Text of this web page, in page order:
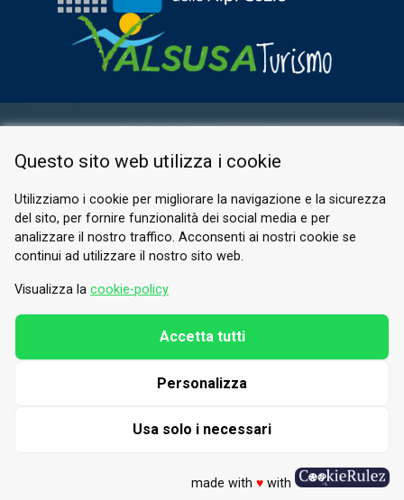
PRIVACY POLICY
© 2026 Valle di Susa
Tesori di Arte e Cultura Alpina
Tel.
E-mail.info@vallesusa-tesori.it
Questo sito web utilizza i cookie
Utilizziamo i cookie per migliorare la navigazione e la sicurezza
del sito, per fornire funzionalità dei social media e per
analizzare il nostro traffico. Acconsenti ai nostri cookie se
continui ad utilizzare il nostro sito web.
Visualizza la cookie-policy
Usa solo i necessari
Personalizza
Accetta tutti
made with ♥with